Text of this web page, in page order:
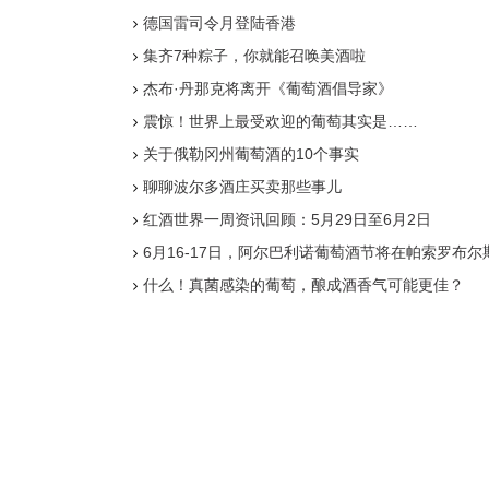
德国雷司令月登陆香港
集齐7种粽子，你就能召唤美酒啦
杰布·丹那克将离开《葡萄酒倡导家》
震惊！世界上最受欢迎的葡萄其实是……
关于俄勒冈州葡萄酒的10个事实
聊聊波尔多酒庄买卖那些事儿
红酒世界一周资讯回顾：5月29日至6月2日
6月16-17日，阿尔巴利诺葡萄酒节将在帕索罗布尔
什么！真菌感染的葡萄，酿成酒香气可能更佳？